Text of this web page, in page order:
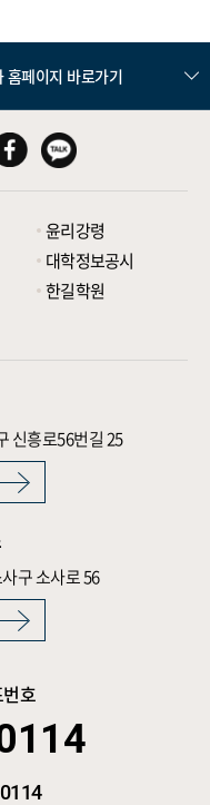
홈페이지 바로가기
윤리강령
대학정보공시
한길학원
신흥로56번길 25
구 소사로 56
호